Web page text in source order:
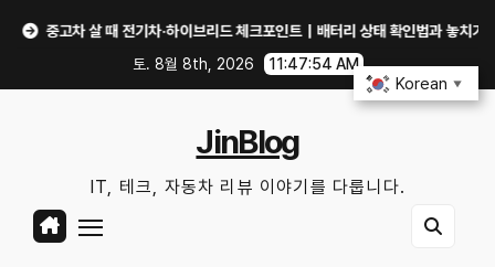
중고차 살 때 전기차·하이브리드 체크포인트｜배터리 상태 확인법과 놓치기 쉬운 위
토. 8월 8th, 2026
11:47:54 AM
JinBlog
IT, 테크, 자동차 리뷰 이야기를 다룹니다.
Korean ▼